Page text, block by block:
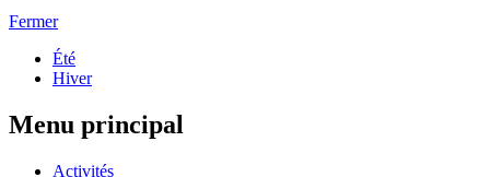
Fermer
Été
Hiver
Menu principal
Activités